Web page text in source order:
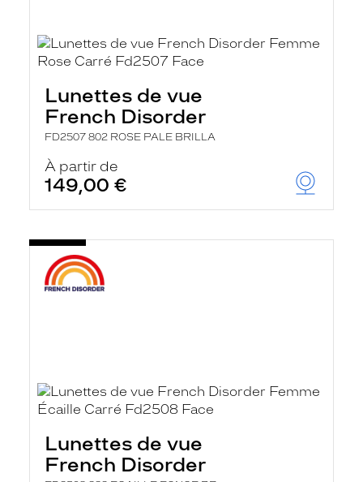
Lunettes de vue
French Disorder
FD2507 802 ROSE PALE BRILLA
À partir de
149,00 €
Lunettes de vue
French Disorder